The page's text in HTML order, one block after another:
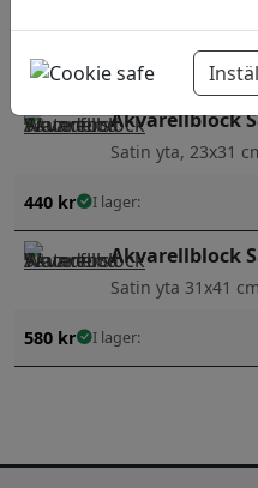
1 100kr I lager:
Akvarellblock
Satin yta, 23x31
440 kr I lager:
Akvarellblock
Satin yta 31x41
580 kr I lager: